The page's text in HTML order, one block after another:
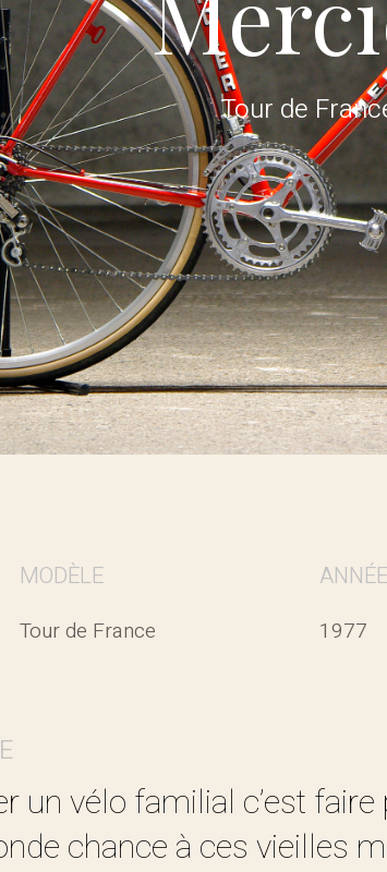
Tour de
MODÈLE
Tour de France
ANNÉE
1977
un vélo familial c’est
chance à ces vieilles